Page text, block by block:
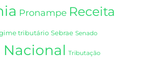
Pronampe Receita
tributário Sebrae Senado
Tributação